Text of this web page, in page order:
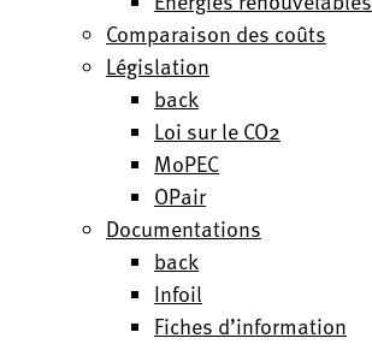
Comparaison des coûts
Législation
back
Loi sur le CO2
MoPEC
OPair
Documentations
back
Infoil
Fiches d’information